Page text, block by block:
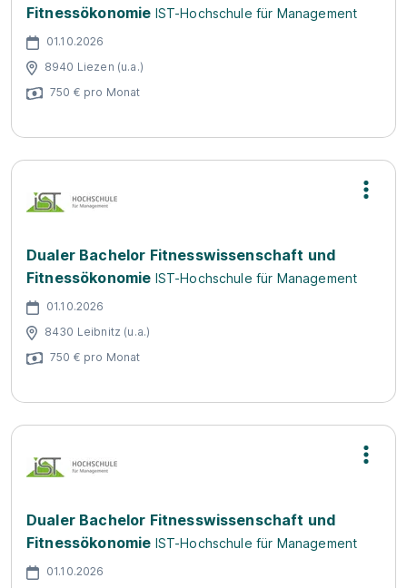
Fitnessökonomie IST-Hochschule für Management
01.10.2026
8940 Liezen (u.a.)
750 € pro Monat
Dualer Bachelor Fitnesswissenschaft und
Fitnessökonomie IST-Hochschule für Management
01.10.2026
8430 Leibnitz (u.a.)
750 € pro Monat
Dualer Bachelor Fitnesswissenschaft und
Fitnessökonomie IST-Hochschule für Management
01.10.2026